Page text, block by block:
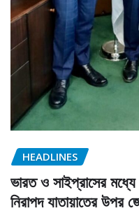
HEADLINES
ভারত ও সাইপ্রাসের
নিরাপদ যাতায়াতের উপর